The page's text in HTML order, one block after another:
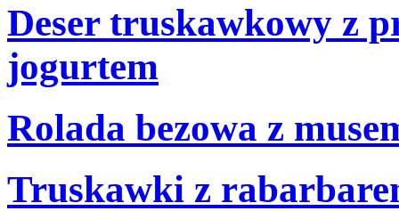
Deser truskawkowy z
jogurtem
Rolada bezowa z
Truskawki z